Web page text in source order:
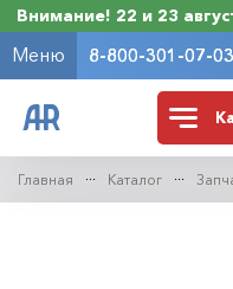
Внимание! 22 и 23
Меню 8-800-301-07-03
Главная Каталог